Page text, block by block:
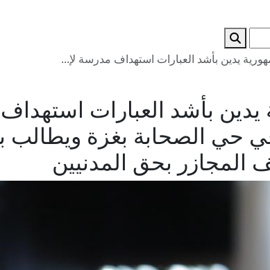
يدين بأشد العبارات استهداف مدرسة لإ...
يدين بأشد العبارات
في حي الصحابة بغزة ويطالب
بحق المدنيين